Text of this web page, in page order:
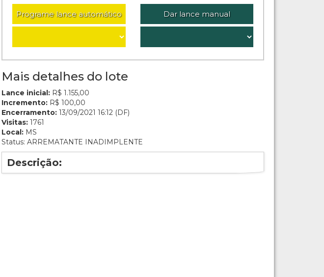
Programe lance automático Dar lance manual
Mais detalhes do lote
Lance inicial: R$ 1.155,00
Incremento: R$ 100,00
Encerramento: 13/09/2021 16:12 (DF)
Visitas: 1761
Local: MS
Status: ARREMATANTE INADIMPLENTE
Descrição: